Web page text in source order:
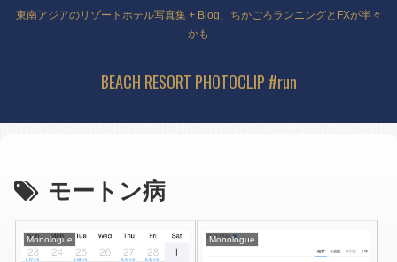
東南アジアのリゾートホテル写真集 + Blog、ちかごろランニングとFXが半々
かも
BEACH RESORT PHOTOCLIP #run
モートン病
Monologue Monologue